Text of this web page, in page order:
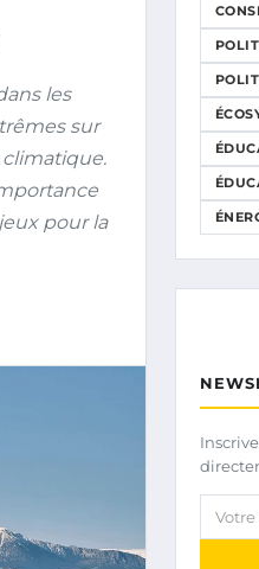
les
sur
climatique.
pour la
Votre